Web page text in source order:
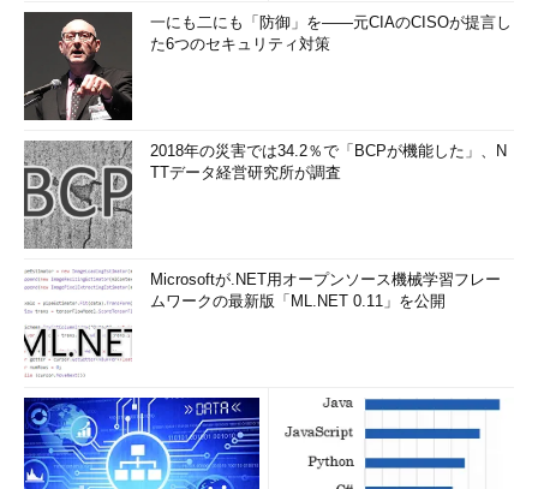
一にも二にも「防御」を――元CIAのCISOが提言し
た6つのセキュリティ対策
2018年の災害では34.2％で「BCPが機能した」、N
TTデータ経営研究所が調査
Microsoftが.NET用オープンソース機械学習フレー
ムワークの最新版「ML.NET 0.11」を公開